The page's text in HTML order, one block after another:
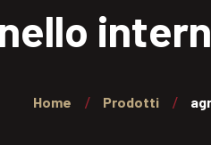
Home Prodotti